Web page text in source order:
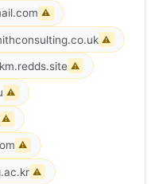
⚠
⚠
⚠
⚠
⚠
⚠
⚠